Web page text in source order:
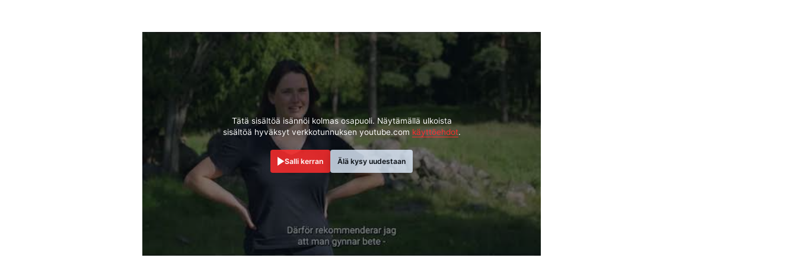
Tätä sisältöä isännöi kolmas osapuoli. Näytämällä ulkoista
sisältöä hyväksyt verkkotunnuksen youtube.com käyttöehdot.
Salli kerran Älä kysy uudestaan